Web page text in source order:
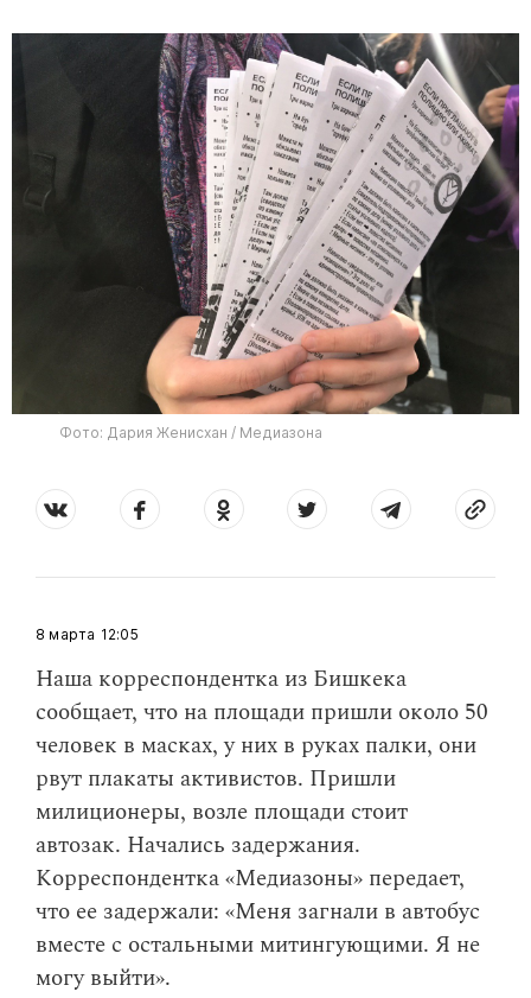
Фото: Дария Женисхан / Медиазона
12:05
8 марта
Наша корреспондентка из Бишкека
сообщает, что на площади пришли около 50
человек в масках, у них в руках палки, они
рвут плакаты активистов. Пришли
милиционеры, возле площади стоит
автозак. Начались задержания.
Корреспондентка «Медиазоны» передает,
что ее задержали: «Меня загнали в автобус
вместе с остальными митингующими. Я не
могу выйти».